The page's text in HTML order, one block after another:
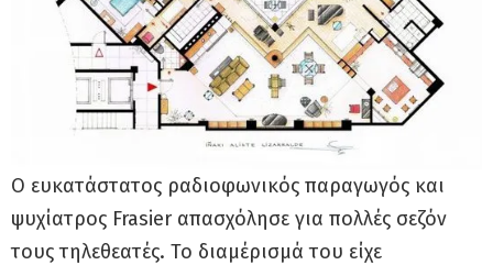
Ο ευκατάστατος ραδιοφωνικός παραγωγός και
ψυχίατρος Frasier απασχόλησε για πολλές σεζόν
τους τηλεθεατές. Το διαμέρισμά του είχε